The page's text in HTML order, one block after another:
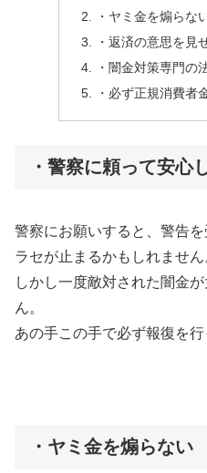
・ヤミ金を煽らな
・返済の意思を見
・闇金対策専門の
・必ず正規消費者
・警察に頼って安心
警察にお願いすると、警告
ラセが止まるかもしれません
しかし一度敵対された闇金
ん。
あの手この手で必ず報復を行
・ヤミ金を煽らない